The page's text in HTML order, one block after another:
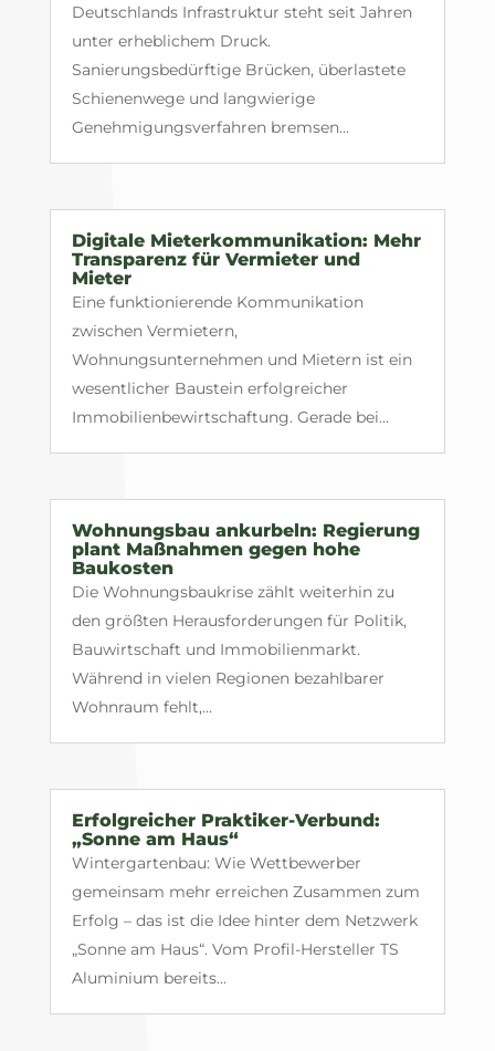
Deutschlands Infrastruktur steht seit Jahren
unter erheblichem Druck.
Sanierungsbedürftige Brücken, überlastete
Schienenwege und langwierige
Genehmigungsverfahren bremsen...
Digitale Mieterkommunikation: Mehr
Transparenz für Vermieter und
Mieter
Eine funktionierende Kommunikation
zwischen Vermietern,
Wohnungsunternehmen und Mietern ist ein
wesentlicher Baustein erfolgreicher
Immobilienbewirtschaftung. Gerade bei...
Wohnungsbau ankurbeln: Regierung
plant Maßnahmen gegen hohe
Baukosten
Die Wohnungsbaukrise zählt weiterhin zu
den größten Herausforderungen für Politik,
Bauwirtschaft und Immobilienmarkt.
Während in vielen Regionen bezahlbarer
Wohnraum fehlt,...
Erfolgreicher Praktiker-Verbund:
„Sonne am Haus“
Wintergartenbau: Wie Wettbewerber
gemeinsam mehr erreichen Zusammen zum
Erfolg – das ist die Idee hinter dem Netzwerk
„Sonne am Haus“. Vom Profil-Hersteller TS
Aluminium bereits...